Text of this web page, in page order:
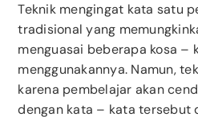
Teknik mengingat kata satu
tradisional yang
menguasai beberapa kosa –
menggunakannya. Namun,
karena pembelajar akan
dengan kata – kata tersebut